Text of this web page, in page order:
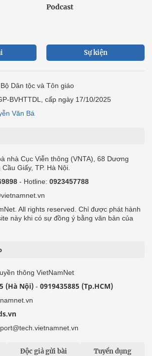
Podcast
Sự kiện
Dân tộc và Tôn giáo
BVHTTDL, cấp ngày 17/10/2025
Văn Bá
nhà Cục Viễn thông (VNTA), 68 Dương
Giấy, TP. Hà Nội.
- Hotline: 0923457788
All rights reserved. Chỉ được phát hành
này khi có sự đồng ý bằng văn bản của
thông VietNamNet
(Hà Nội) - 0919435885 (Tp.HCM)
Độc giả gửi bài Tuyển dụng